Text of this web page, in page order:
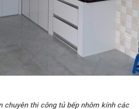
chuyên thi công tủ bếp nhôm kính các